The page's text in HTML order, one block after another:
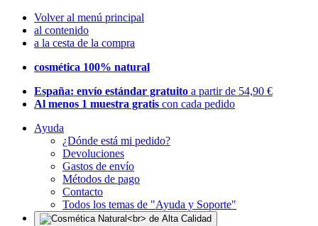
Volver al menú principal
al contenido
a la cesta de la compra
cosmética 100% natural
España: envío estándar gratuito a partir de 54,90 €
Al menos 1 muestra gratis con cada pedido
Ayuda
¿Dónde está mi pedido?
Devoluciones
Gastos de envío
Métodos de pago
Contacto
Todos los temas de "Ayuda y Soporte"